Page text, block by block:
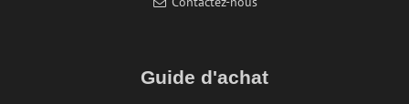
Guide d'achat